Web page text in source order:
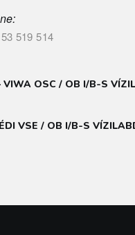
519 514
VIWA OSC / OB I/B-S
VSE / OB I/B-S